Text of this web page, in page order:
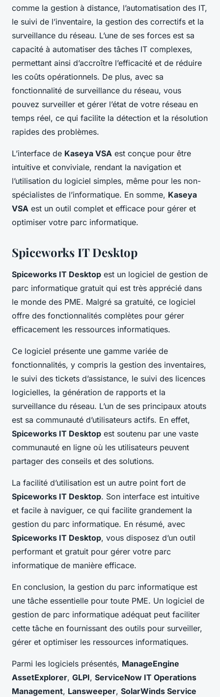
comme la gestion à distance, l’automatisation des IT,
le suivi de l’inventaire, la gestion des correctifs et la
surveillance du réseau. L’une de ses forces est sa
capacité à automatiser des tâches IT complexes,
permettant ainsi d’accroître l’efficacité et de réduire
les coûts opérationnels. De plus, avec sa
fonctionnalité de surveillance du réseau, vous
pouvez surveiller et gérer l’état de votre réseau en
temps réel, ce qui facilite la détection et la résolution
rapides des problèmes.
L’interface de Kaseya VSA est conçue pour être
intuitive et conviviale, rendant la navigation et
l’utilisation du logiciel simples, même pour les non-
spécialistes de l’informatique. En somme, Kaseya
VSA est un outil complet et efficace pour gérer et
optimiser votre parc informatique.
Spiceworks IT Desktop
Spiceworks IT Desktop est un logiciel de gestion de
parc informatique gratuit qui est très apprécié dans
le monde des PME. Malgré sa gratuité, ce logiciel
offre des fonctionnalités complètes pour gérer
efficacement les ressources informatiques.
Ce logiciel présente une gamme variée de
fonctionnalités, y compris la gestion des inventaires,
le suivi des tickets d’assistance, le suivi des licences
logicielles, la génération de rapports et la
surveillance du réseau. L’un de ses principaux atouts
est sa communauté d’utilisateurs actifs. En effet,
Spiceworks IT Desktop est soutenu par une vaste
communauté en ligne où les utilisateurs peuvent
partager des conseils et des solutions.
La facilité d’utilisation est un autre point fort de
Spiceworks IT Desktop. Son interface est intuitive
et facile à naviguer, ce qui facilite grandement la
gestion du parc informatique. En résumé, avec
Spiceworks IT Desktop, vous disposez d’un outil
performant et gratuit pour gérer votre parc
informatique de manière efficace.
En conclusion, la gestion du parc informatique est
une tâche essentielle pour toute PME. Un logiciel de
gestion de parc informatique adéquat peut faciliter
cette tâche en fournissant des outils pour surveiller,
gérer et optimiser les ressources informatiques.
Parmi les logiciels présentés, ManageEngine
AssetExplorer, GLPI, ServiceNow IT Operations
Management, Lansweeper, SolarWinds Service